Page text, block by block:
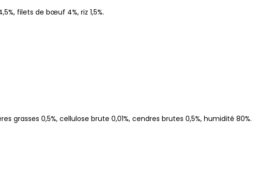
filets de bœuf 4%, riz 1,5%.
grasses 0,5%, cellulose brute 0,01%, cendres brutes 0,5%, humidité 80%.